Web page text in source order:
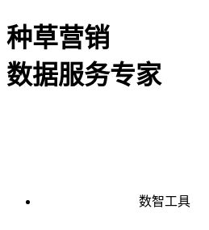
种草营销
数据服务专家
数智工具